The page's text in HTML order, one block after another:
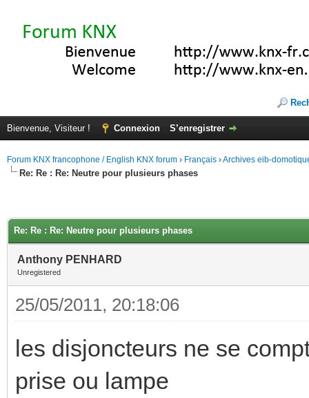
Bienvenue, Visiteur ! Connexion S’enregistrer
Forum KNX francophone / English KNX forum › Français ›Archives eib-
Re: Re : Re: Neutre pour plusieurs phases
Re: Re : Re: Neutre pour plusieurs phases
Anthony PENHARD
Unregistered
25/05/2011, 20:18:06
les disjoncteurs ne se
prise ou lampe